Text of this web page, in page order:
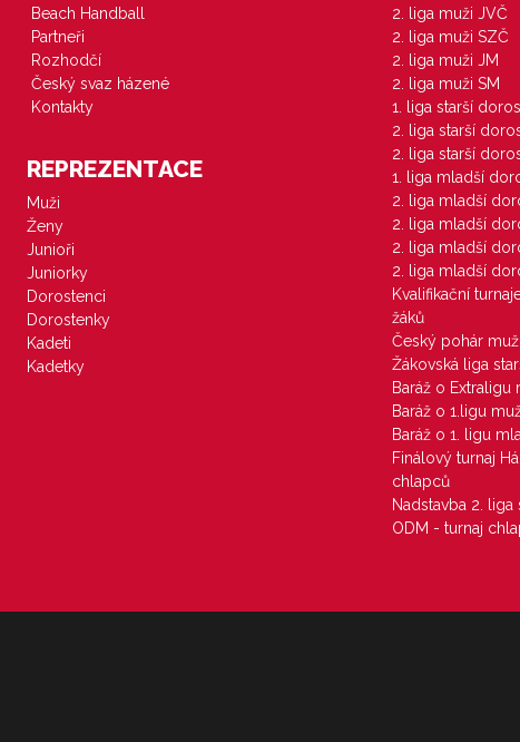
Beach Handball
Partneři
Rozhodčí
Český svaz házené
Kontakty
REPREZENTACE
Muži
Ženy
Junioři
Juniorky
Dorostenci
Dorostenky
Kadeti
Kadetky
2. liga muži JVČ
2. liga muži SZČ
2. liga muži JM
2. liga muži SM
1. liga starší
2. liga starší
2. liga starší
1. liga mladší
2. liga mladší
2. liga mladší
2. liga mladší
2. liga mladší
Kvalifikační
žáků
Český pohár
Žákovská liga
Baráž o Extraligu
Baráž o 1.ligu
Baráž o 1. ligu
Finálový turnaj
chlapců
Nadstavba 2.
ODM - turnaj